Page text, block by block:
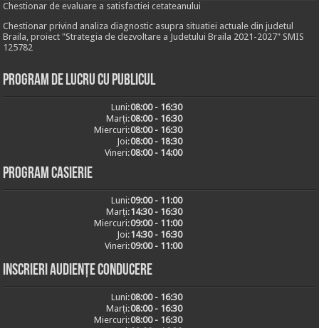
Chestionar de evaluare a satisfactiei cetateanului
Chestionar privind analiza diagnostic asupra situatiei actuale din judetul
Braila, proiect "Strategia de dezvoltare a Judetului Braila 2021-2027" SMIS
125782
Program de lucru cu publicul
Luni:08:00 - 16:30
Marți:08:00 - 16:30
Miercuri:08:00 - 16:30
Joi:08:00 - 18:30
Vineri:08:00 - 14:00
Program casierie
Luni:09:00 - 11:00
Marți:14:30 - 16:30
Miercuri:09:00 - 11:00
Joi:14:30 - 16:30
Vineri:09:00 - 11:00
Inscrieri audiențe conducere
Luni:08:00 - 16:30
Marți:08:00 - 16:30
Miercuri:08:00 - 16:30